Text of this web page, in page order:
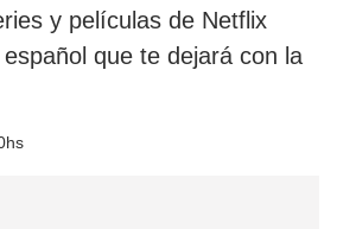
y películas de Netflix
que te dejará con la